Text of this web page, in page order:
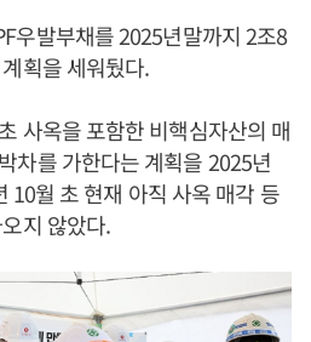
우발부채를 2025년말까지 2조8
획을 세워뒀다.
사옥을 포함한 비핵심자산의 매
차를 가한다는 계획을 2025년
10월 초 현재 아직 사옥 매각 등
지 않았다.